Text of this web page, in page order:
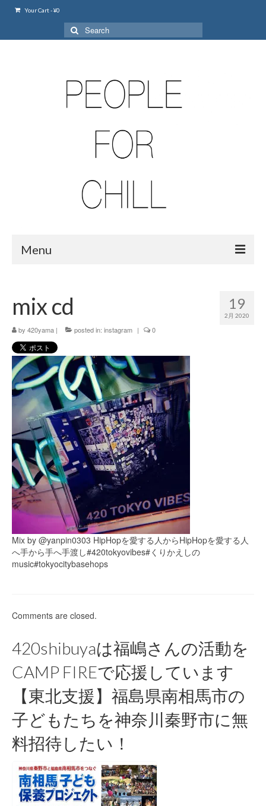
Your Cart-¥0
Search
for:
Menu
420 shibuya_info
420 shibuya_access
420 shibuya_shop
Instagram:420shibuya_official
About:FOUR TWENTY SHIBUYA
YouTube:420shibuya
420 Blog Full
www.h4wp.com
420friendly 通販
19
2月 2020
mix cd
by 420yama | posted in: instagram | 0
Mix by @yanpin0303 HipHopを愛する人からHipHopを愛する人
へ手から手へ手渡し#420tokyovibes#くりかえしの
music#tokyocitybasehops
Comments are closed.
420shibuyaは福嶋さんの活動を
CAMP FIREで応援しています
【東北支援】福島県南相馬市の
子どもたちを神奈川秦野市に無
料招待したい！